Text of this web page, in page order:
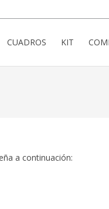
CUADROS KIT
a continuación: